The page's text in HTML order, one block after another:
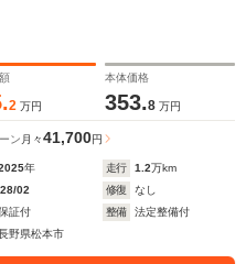
2 万円
本体価格
353.8 万円
ン 月々41,700円
年 走行 1.2万km
02 修復
なし
証付 整備
法定整備付
野県松本市